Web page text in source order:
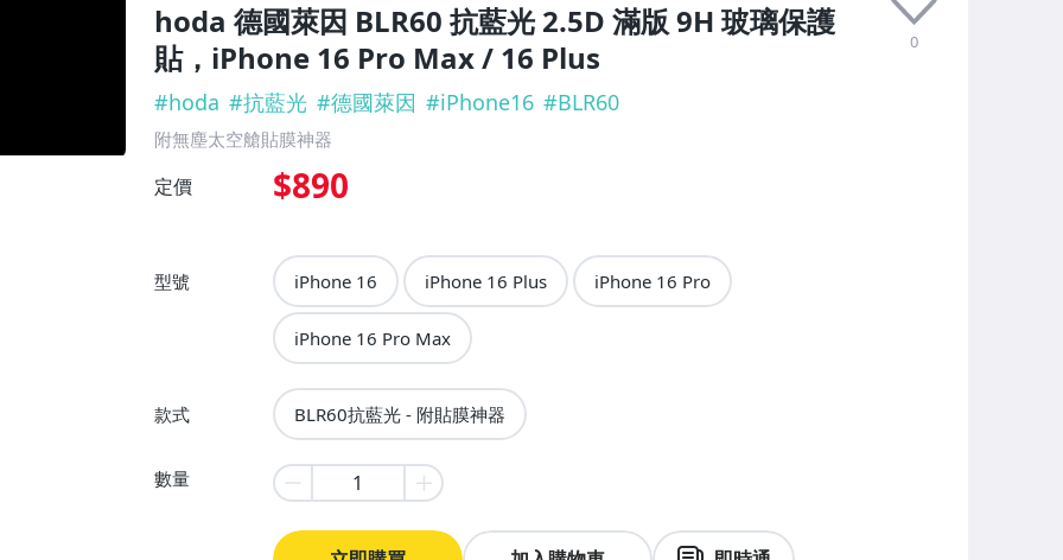
hoda 德國萊因 BLR60 抗藍光 2.5D 滿版 9H 玻璃保護
貼，iPhone 16 Pro Max / 16 Plus
0
#hoda #抗藍光 #德國萊因 #iPhone16 #BLR60
附無塵太空艙貼膜神器
定價 $890
型號 iPhone 16 iPhone 16 Plus iPhone 16 Pro
iPhone 16 Pro Max
款式 BLR60抗藍光 - 附貼膜神器
數量